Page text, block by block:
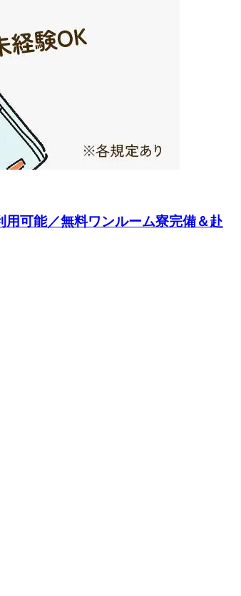
可能／無料ワンルーム寮完備＆赴